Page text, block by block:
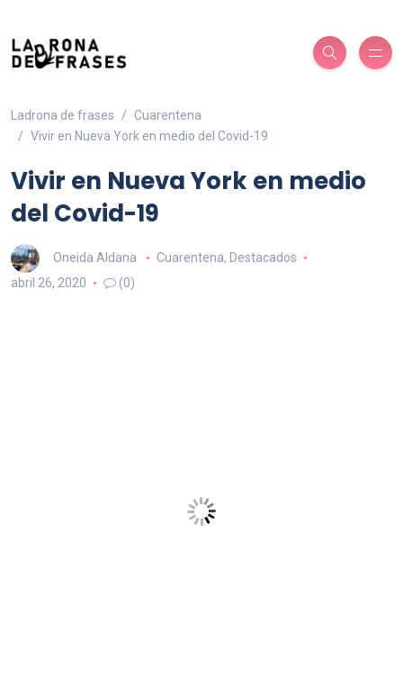
Ladrona de frases
Cuarentena
Vivir en Nueva York en medio del Covid-19
Vivir en Nueva York en medio
del Covid-19
Oneida Aldana Cuarentena, Destacados
abril 26, 2020
(0)